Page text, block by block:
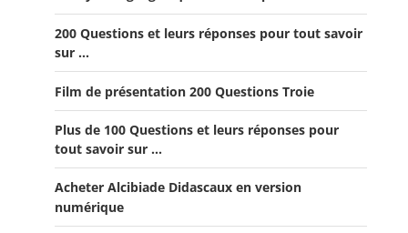
Offre Spéciale Moyen Âge
Offre 5 volumes + cadeau
Offre Spéciale Latinistes
Offre Spéciale “De la fin de la République romaine à la
fondation de l’Empire”
Offre Collection complète Alcibiade Didascaux
200 Questions et leurs réponses pour tout savoir
sur ...
Film de présentation 200 Questions Troie
Plus de 100 Questions et leurs réponses pour
tout savoir sur ...
Acheter Alcibiade Didascaux en version
numérique